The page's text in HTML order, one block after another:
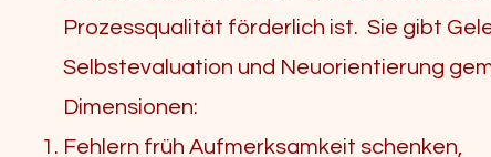
Prozessqualität förderlich ist. Sie gibt
Selbstevaluation und Neuorientierung
Dimensionen:
Fehlern früh Aufmerksamkeit schenken,